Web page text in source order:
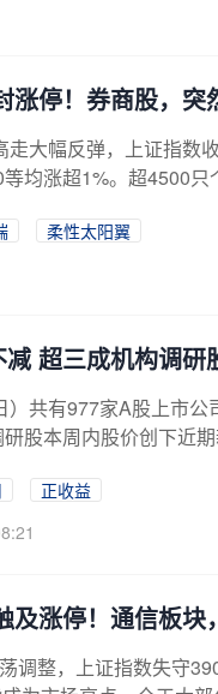
涨停！券商股，突
大幅反弹，上证指数
均涨超1%。超4500
柔性太阳翼
超三成机构调研
共有977家A股上市公
股本周内股价创下近
正收益
及涨停！通信板
调整，上证指数失守